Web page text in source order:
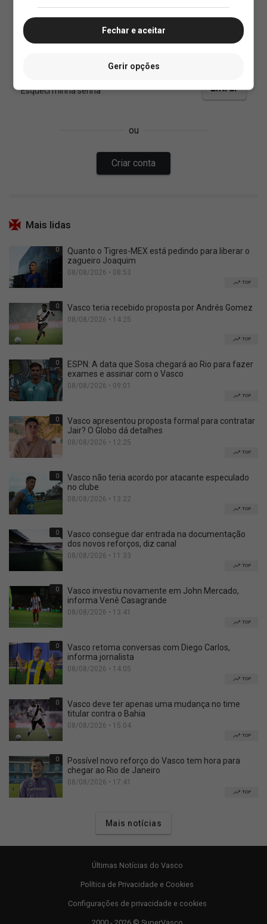
Mais lidas
0
Quanto o Tigres-MEX está pedindo para liberar o
zagueiro Joaquim
08/08/2026 • 08:53
TOP
0 Vasco teria recebido proposta por Andrés Gomez
08/08/2026 • 14:25
TOP
0
ESPN: A data que Sosa chegará ao Rio para fazer
exames e assinar com o Vasco
08/08/2026 • 09:01
TOP
0
Vasco apresentou proposta formal para contratar
Jair? O Globo dá detalhes
08/08/2026 • 12:25
TOP
0
Vasco não teria acordo por atacante especulado
no clube
08/08/2026 • 13:22
TOP
0
Vasco consegue dar entrada na documentação
dos novos reforços, diz canal
08/08/2026 • 11:33
TOP
0
Vasco investiu novamente em John Mercado,
informa Venê Casagrande
08/08/2026 • 13:41
TOP
0
Vasco retoma conversas com Diego Carlos,
informa jornalista
08/08/2026 • 14:05
TOP
0
Vasco deve ter apenas uma mudança no time
titular contra o Bahia
08/08/2026 • 15:04
TOP
0
Possível novo reforço do Vasco tem hora para
chegar ao Rio de Janeiro
08/08/2026 • 17:41
TOP
Mais notícias
Últimas Notícias do Vasco
Política de Privacidade e Cookies
Configurações de privacidade e cookies
Fechar e aceitar
Gerir opções